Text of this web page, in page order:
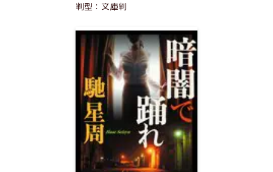
判型：文庫判